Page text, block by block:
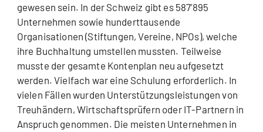
gewesen sein. In der Schweiz gibt es 587’895
Unternehmen sowie hunderttausende
Organisationen (Stiftungen, Vereine, NPOs), welche
ihre Buchhaltung umstellen mussten. Teilweise
musste der gesamte Kontenplan neu aufgesetzt
werden. Vielfach war eine Schulung erforderlich. In
vielen Fällen wurden Unterstützungsleistungen von
Treuhändern, Wirtschaftsprüfern oder IT-Partnern in
Anspruch genommen. Die meisten Unternehmen in